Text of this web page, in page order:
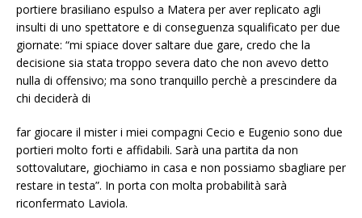
portiere brasiliano espulso a Matera per aver replicato agli
insulti di uno spettatore e di conseguenza squalificato per due
giornate: “mi spiace dover saltare due gare, credo che la
decisione sia stata troppo severa dato che non avevo detto
nulla di offensivo; ma sono tranquillo perchè a prescindere da
chi deciderà di
far giocare il mister i miei compagni Cecio e Eugenio sono due
portieri molto forti e affidabili. Sarà una partita da non
sottovalutare, giochiamo in casa e non possiamo sbagliare per
restare in testa”. In porta con molta probabilità sarà
riconfermato Laviola.